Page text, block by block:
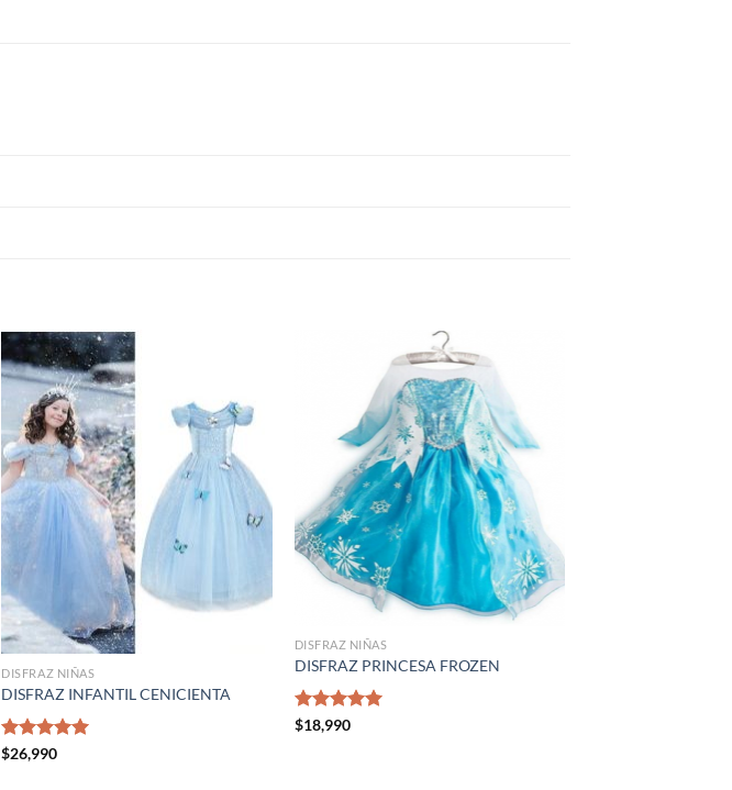
DISFRAZ NIÑAS
DISFRAZ INFANTIL CENICIENTA
Valorado
$26,990
DISFRAZ NIÑAS
DISFRAZ PRINCESA FROZEN
Valorado
$18,990